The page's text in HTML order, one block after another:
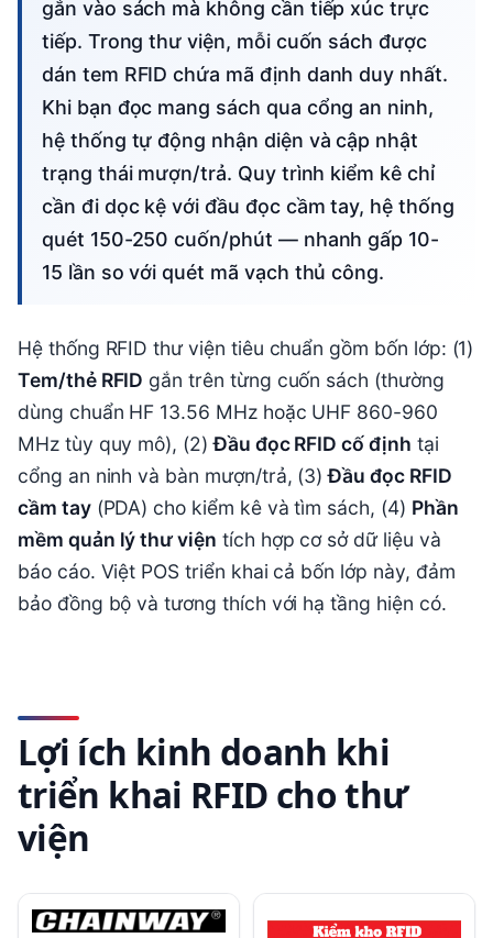
gắn vào sách mà không cần tiếp xúc trực
tiếp. Trong thư viện, mỗi cuốn sách được
dán tem RFID chứa mã định danh duy nhất.
Khi bạn đọc mang sách qua cổng an ninh,
hệ thống tự động nhận diện và cập nhật
trạng thái mượn/trả. Quy trình kiểm kê chỉ
cần đi dọc kệ với đầu đọc cầm tay, hệ thống
quét 150-250 cuốn/phút — nhanh gấp 10-
15 lần so với quét mã vạch thủ công.
Hệ thống RFID thư viện tiêu chuẩn gồm bốn lớp: (1)
Tem/thẻ RFID gắn trên từng cuốn sách (thường
dùng chuẩn HF 13.56 MHz hoặc UHF 860-960
MHz tùy quy mô), (2)Đầu đọc RFID cố định tại
cổng an ninh và bàn mượn/trả, (3)Đầu đọc RFID
cầm tay(PDA) cho kiểm kê và tìm sách, (4) Phần
mềm quản lý thư viện tích hợp cơ sở dữ liệu và
báo cáo. Việt POS triển khai cả bốn lớp này, đảm
bảo đồng bộ và tương thích với hạ tầng hiện có.
Lợi ích kinh doanh khi
triển khai RFID cho thư
viện